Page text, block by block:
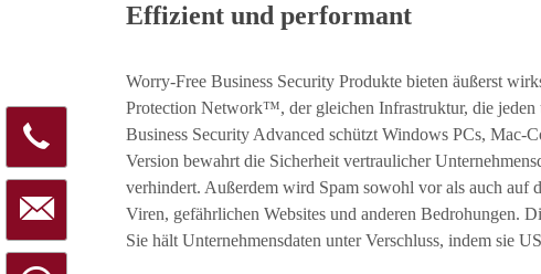
Effizient und performant
Worry-Free Business Security Produkte bieten äußerst
Protection Network™, der gleichen Infrastruktur, die
Business Security Advanced schützt Windows PCs,
Version bewahrt die Sicherheit vertraulicher
verhindert. Außerdem wird Spam sowohl vor als auch auf
Viren, gefährlichen Websites und anderen Bedrohungen.
Sie hält Unternehmensdaten unter Verschluss, indem sie